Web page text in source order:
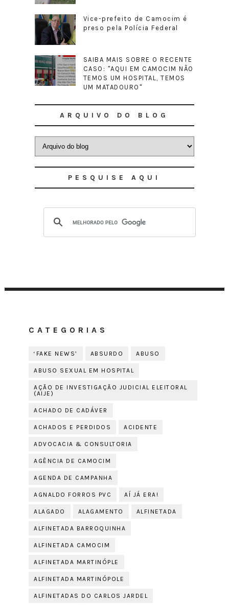
Vice-prefeito de Camocim é
preso pela Polícia Federal
SAIBA MAIS SOBRE O RECENTE
CASO: "AQUI EM CAMOCIM NÃO
TEMOS UM HOSPITAL, TEMOS
UM MATADOURO"
ARQUIVO DO BLOG
PESQUISE AQUI
CATEGORIAS
‘FAKE NEWS’ ABSURDO ABUSO
ABUSO SEXUAL EM HOSPITAL
AÇÃO DE INVESTIGAÇÃO JUDICIAL ELEITORAL
(AIJE)
ACHADO DE CADÁVER
ACHADOS E PERDIDOS ACIDENTE
ADVOCACIA & CONSULTORIA
AGÊNCIA DE CAMOCIM
AGENDA DE CAMPANHA
AGNALDO FORROS PVC AÍ JÁ ERA!
ALAGADO ALAGAMENTO ALFINETADA
ALFINETADA BARROQUINHA
ALFINETADA CAMOCIM
ALFINETADA MARTINÓPLE
ALFINETADA MARTINÓPOLE
ALFINETADAS DO CARLOS JARDEL